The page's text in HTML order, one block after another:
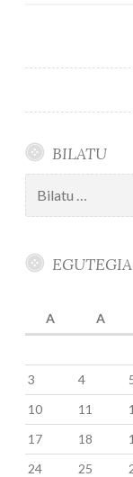
BILATU
EGUTEGIA
A
A
3
4
10
11
17
18
24
25